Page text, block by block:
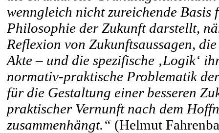
wenngleich nicht zureichende
Philosophie der Zukunft darstellt,
Reflexion von Zukunftsaussagen,
Akte – und die spezifische ‚Logik‘
normativ-praktische Problematik
für die Gestaltung einer besseren
praktischer Vernunft nach dem
zusammenhängt.“ (Helmut